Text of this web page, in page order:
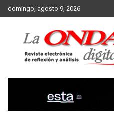
Skip
to
domingo, agosto 9, 2026